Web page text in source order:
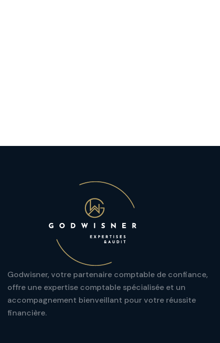
Godwisner, votre partenaire comptable de confiance,
offre une expertise comptable spécialisée et un
accompagnement bienveillant pour votre réussite
financière.